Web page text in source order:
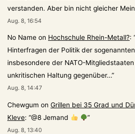
verstanden. Aber bin nicht gleicher
Aug. 8, 16:54
No Name on Hochschule Rhein-Metall?:
Hinterfragen der Politik der
insbesondere der NATO-
unkritischen Haltung gegenüber…”
Aug. 8, 14:47
Chewgum on Grillen bei 35 Grad und
Kleve: “@8 Jemand ”
Aug. 8, 13:40